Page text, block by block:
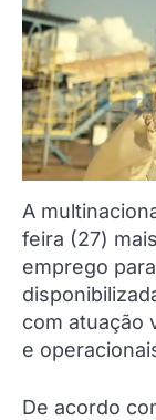
A
feira (27)
emprego
com atuação
e
De acordo